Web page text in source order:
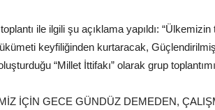
ile ilgili şu açıklama yapıldı:
keyfiliğinden kurtaracak,
“Millet İttifakı” olarak grup
İÇİN GECE GÜNDÜZ DEMEDEN,